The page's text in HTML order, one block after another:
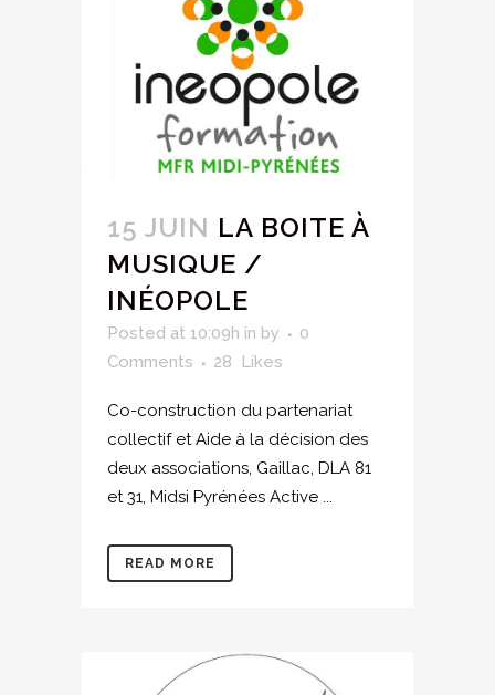
15 JUIN LA BOITE À
MUSIQUE /
INÉOPOLE
Posted at 10:09h in by
0
Comments
28 Likes
Co-construction du partenariat
collectif et Aide à la décision des
deux associations, Gaillac, DLA 81
et 31, Midsi Pyrénées Active ...
READ MORE